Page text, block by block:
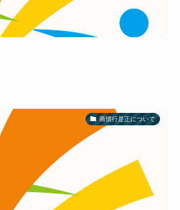
商慣行是正について